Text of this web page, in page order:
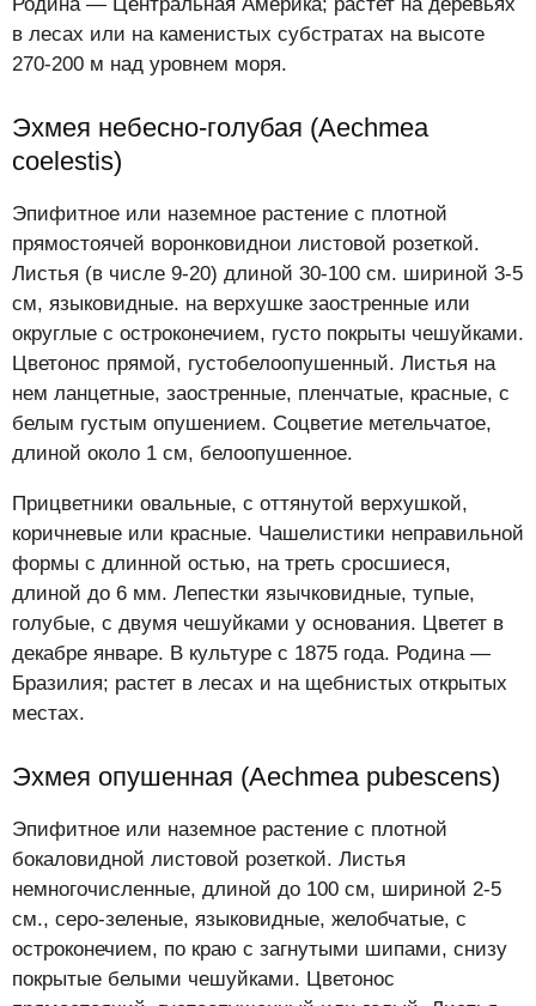
в лесах или на каменистых субстратах на высоте
270-200 м над уровнем моря.
Эхмея небесно-голубая (Aechmea
coelestis)
Эпифитное или наземное растение с плотной
прямостоячей воронковиднои листовой розеткой.
Листья (в числе 9-20) длиной 30-100 см. шириной 3-5
см, языковидные. на верхушке заостренные или
округлые с остроконечием, густо покрыты чешуйками.
Цветонос прямой, густобелоопушенный. Листья на
нем ланцетные, заостренные, пленчатые, красные, с
белым густым опушением. Соцветие метельчатое,
длиной около 1 см, белоопушенное.
Прицветники овальные, с оттянутой верхушкой,
коричневые или красные. Чашелистики неправильной
формы с длинной остью, на треть сросшиеся,
длиной до 6 мм. Лепестки язычковидные, тупые,
голубые, с двумя чешуйками у основания. Цветет в
декабре январе. В культуре с 1875 года. Родина —
Бразилия; растет в лесах и на щебнистых открытых
местах.
Эхмея опушенная (Aechmea pubescens)
Эпифитное или наземное растение с плотной
бокаловидной листовой розеткой. Листья
немногочисленные, длиной до 100 см, шириной 2-5
см., серо-зеленые, языковидные, желобчатые, с
остроконечием, по краю с загнутыми шипами, снизу
покрытые белыми чешуйками. Цветонос